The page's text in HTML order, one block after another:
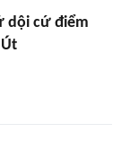
dội cứ điểm